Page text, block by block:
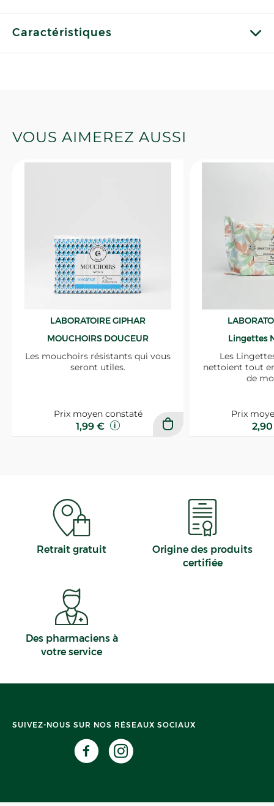
Caractéristiques
VOUS AIMEREZ AUSSI
LABORATOIRE GIPHAR
MOUCHOIRS DOUCEUR
Les mouchoirs résistants qui vous
seront utiles.
Prix moyen constaté
1,99 €
Lingettes
Les
nettoient tout
de
Prix
Retrait gratuit
Origine des produits
certifiée
Des pharmaciens à
votre service
SUIVEZ-NOUS SUR NOS RÉSEAUX SOCIAUX